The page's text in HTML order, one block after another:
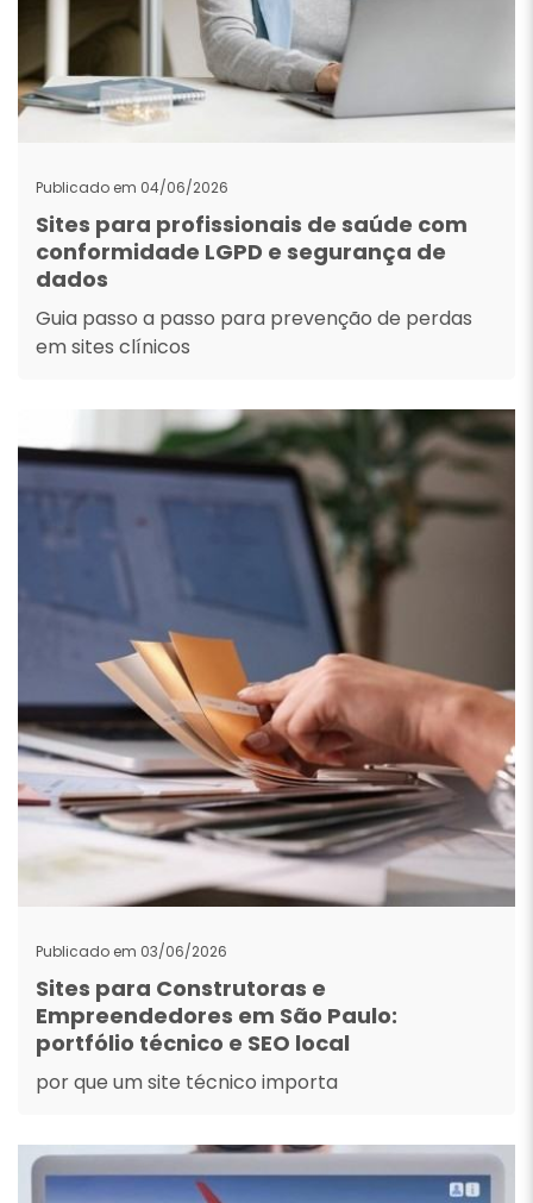
Publicado em 04/06/2026
Sites para profissionais de saúde com
conformidade LGPD e segurança de
dados
Guia passo a passo para prevenção de perdas
em sites clínicos
Publicado em 03/06/2026
Sites para Construtoras e
Empreendedores em São Paulo:
portfólio técnico e SEO local
por que um site técnico importa